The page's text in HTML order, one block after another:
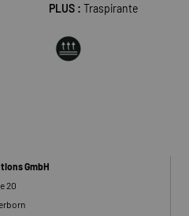
PLUS : Traspirante
GmbH
20